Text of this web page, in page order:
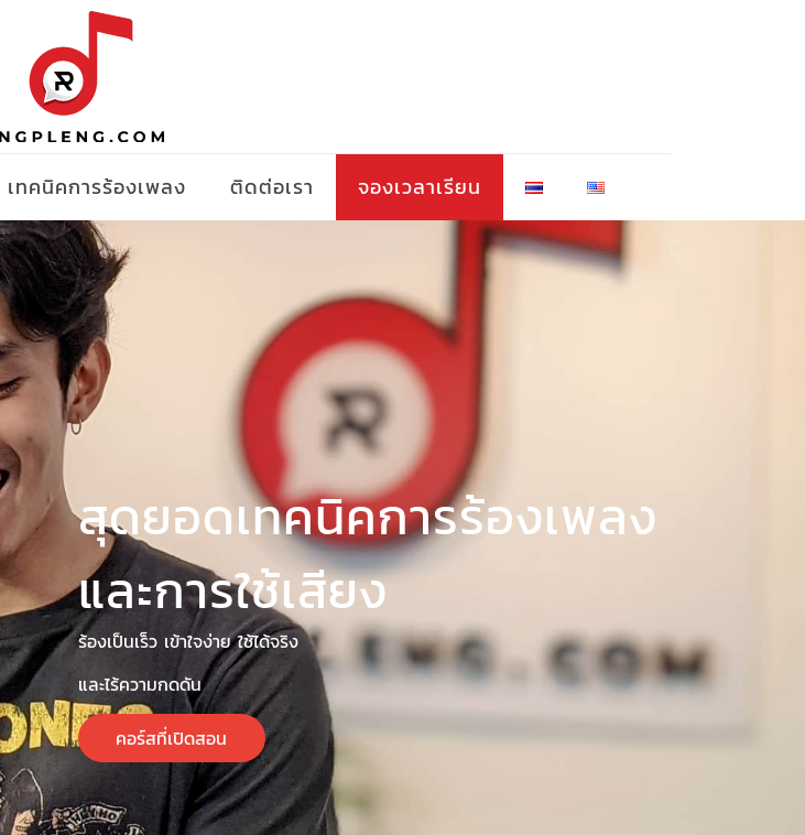
เทคนิคการร้องเพลง ติดต่อเรา จองเวลาเรียน
รวมหลักสูตรพัฒนาเสียง
ที่โด่งดังจากทั่วโลก
Modern Vocal Training, EU
Somatic Voicework, USA
Vocal Health Education, England
Institute for Vocal Advancement
Our Team